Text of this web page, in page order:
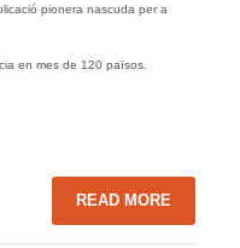
pionera nascuda per a
en mes de 120 països.
READ MORE